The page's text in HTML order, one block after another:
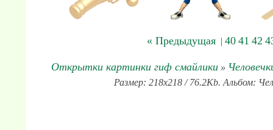
« Предыдущая| 40 41 42
Открытки картинки гиф смайлики»
Размер: 218x218 / 76.2Kb. Альбом: